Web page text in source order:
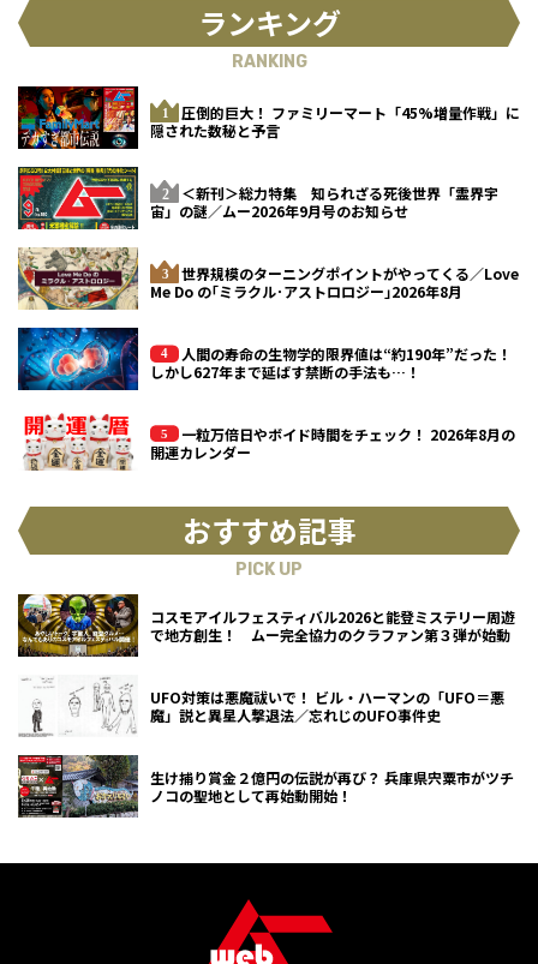
ランキング
RANKING
圧倒的巨大！ ファミリーマート「45%増量作戦」に
隠された数秘と予言
＜新刊＞総力特集 知られざる死後世界「霊界宇
宙」の謎／ムー2026年9月号のお知らせ
世界規模のターニングポイントがやってくる／Love
Me Do の｢ミラクル･アストロロジー｣2026年8月
人間の寿命の生物学的限界値は“約190年”だった！
しかし627年まで延ばす禁断の手法も…！
一粒万倍日やボイド時間をチェック！ 2026年8月の
開運カレンダー
おすすめ記事
PICK UP
コスモアイルフェスティバル2026と能登ミステリー周遊
で地方創生！ ムー完全協力のクラファン第３弾が始動
UFO対策は悪魔祓いで！ ビル・ハーマンの「UFO＝悪
魔」説と異星人撃退法／忘れじのUFO事件史
生け捕り賞金２億円の伝説が再び？ 兵庫県宍粟市がツチ
ノコの聖地として再始動開始！